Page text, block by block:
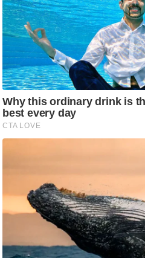
N
e
w
s
ला
इ
फ
स्टा
इ
जी
टी